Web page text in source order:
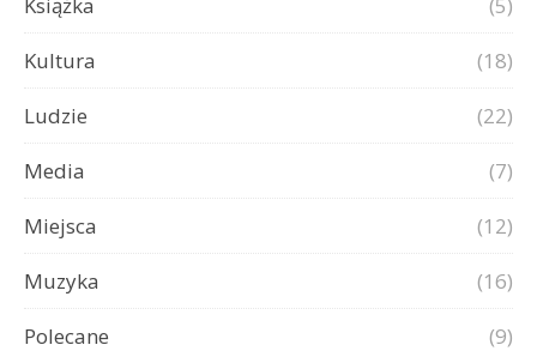
Kultura
(18)
Ludzie
(22)
Media
(7)
Miejsca
(12)
Muzyka
(16)
Polecane
(9)